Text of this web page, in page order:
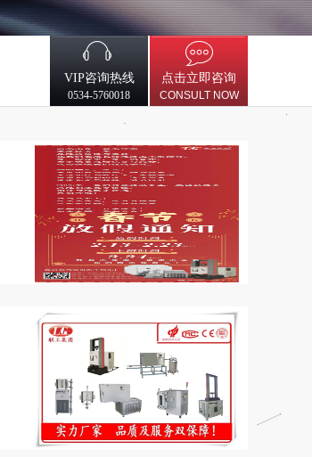
点击立即咨询
CONSULT NOW
VIP咨询热线
0534-5760018